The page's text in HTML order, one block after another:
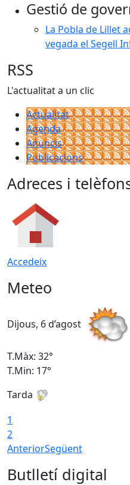
Gestió de
La Pobla de Lillet
vegada el Segell
RSS
L'actualitat a un clic
Actualitat
Agenda
Anuncis
Publicacions
Adreces i
Accedeix
Meteo
Dijous, 6 d’agost
T.Màx: 32°
T.Min: 17°
Tarda
1
2
AnteriorSegüent
Butlletí digital